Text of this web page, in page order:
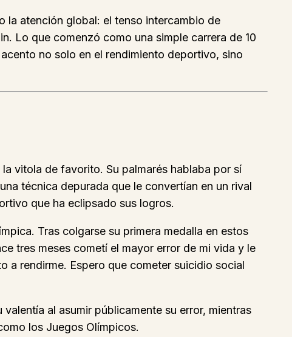
la atención global: el tenso intercambio de
Lo que comenzó como una simple carrera de 10
no solo en el rendimiento deportivo, sino
vitola de favorito. Su palmarés hablaba por sí
técnica depurada que le convertían en un rival
que ha eclipsado sus logros.
Tras colgarse su primera medalla en estos
tres meses cometí el mayor error de mi vida y le
a rendirme. Espero que cometer suicidio social
al asumir públicamente su error, mientras
los Juegos Olímpicos.